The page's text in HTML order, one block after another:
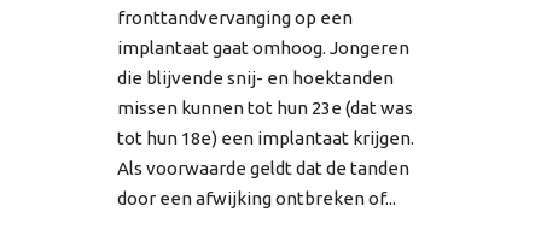
fronttandvervanging op een
implantaat gaat omhoog. Jongeren
die blijvende snij- en hoektanden
missen kunnen tot hun 23e (dat was
tot hun 18e) een implantaat krijgen.
Als voorwaarde geldt dat de tanden
door een afwijking ontbreken of...